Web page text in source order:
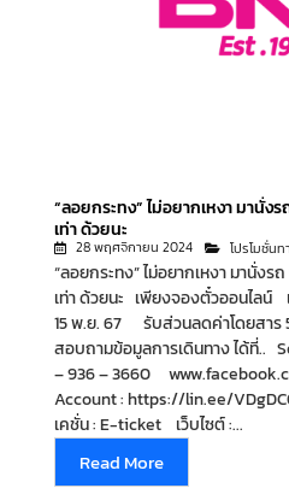
“ลอยกระทง” ไม่อยากเหงา มานั่ง
เท่า ด้วยนะ
28 พฤศจิกายน 2024 โปรโมชั่น
“ลอยกระทง” ไม่อยากเหงา มานั่งร
เท่า ด้วยนะ เพียงจองตั๋วออนไลน์
15 พ.ย. 67 รับส่วนลดค่าโดยสาร
สอบถามข้อมูลการเดินทาง ได้ที่..
– 936 – 3660
Account : https://lin.ee/
เคชั่น : E-ticket เว็บไซต์ :...
Read More